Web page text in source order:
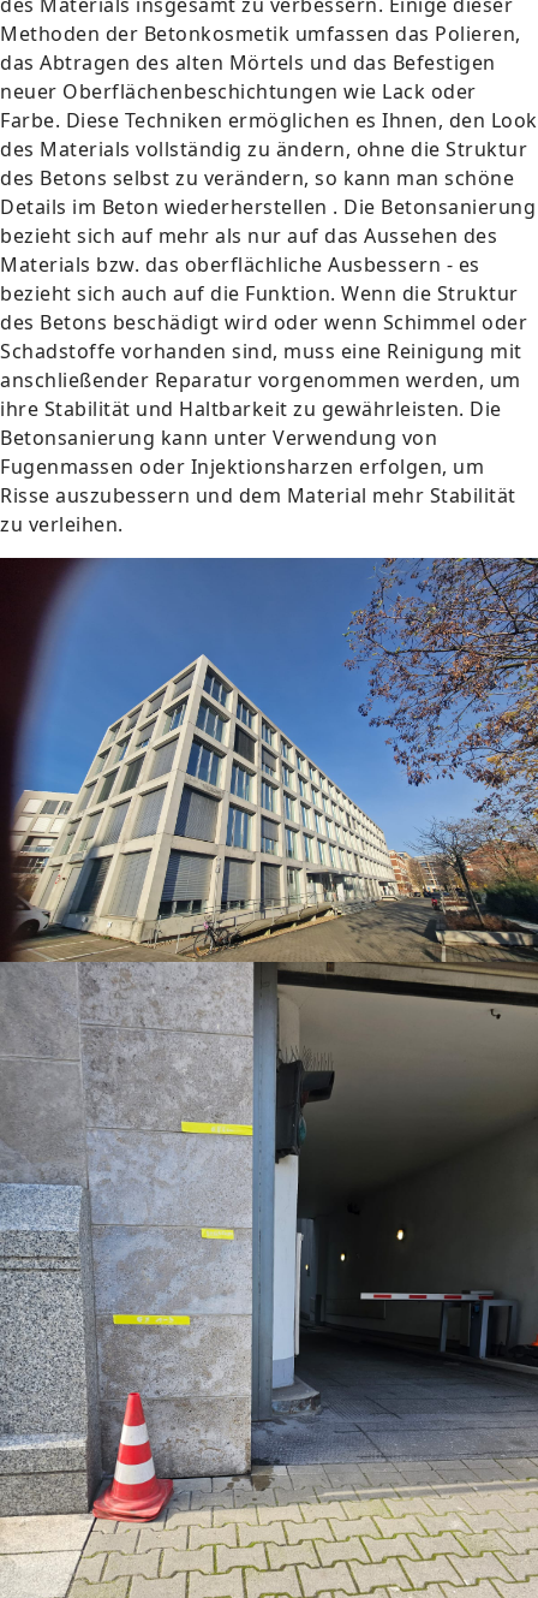
Methoden der Betonkosmetik umfassen das Polieren,
das Abtragen des alten Mörtels und das Befestigen
neuer Oberflächenbeschichtungen wie Lack oder
Farbe. Diese Techniken ermöglichen es Ihnen, den Look
des Materials vollständig zu ändern, ohne die Struktur
des Betons selbst zu verändern, so kann man schöne
Details im Beton wiederherstellen . Die Betonsanierung
bezieht sich auf mehr als nur auf das Aussehen des
Materials bzw. das oberflächliche Ausbessern - es
bezieht sich auch auf die Funktion. Wenn die Struktur
des Betons beschädigt wird oder wenn Schimmel oder
Schadstoffe vorhanden sind, muss eine Reinigung mit
anschließender Reparatur vorgenommen werden, um
ihre Stabilität und Haltbarkeit zu gewährleisten. Die
Betonsanierung kann unter Verwendung von
Fugenmassen oder Injektionsharzen erfolgen, um
Risse auszubessern und dem Material mehr Stabilität
zu verleihen.